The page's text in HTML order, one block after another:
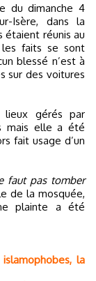
Isère, dans la
étaient réunis au
faits se sont
blessé n’est à
sur des voitures
lieux gérés par
mais elle a été
fait usage d’un
faut pas tomber
de la mosquée,
plainte a été
la